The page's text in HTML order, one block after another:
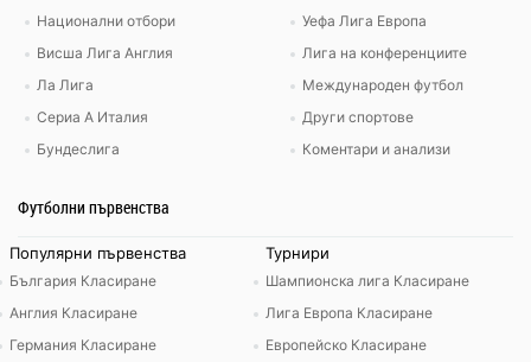
Национални отбори
Висша Лига Англия
Ла Лига
Сериа А Италия
Бундеслига
Уефа Лига Европа
Лига на конференциите
Международен футбол
Други спортове
Коментари и анализи
Футболни първенства
Популярни първенства
България Класиране
Англия Класиране
Германия Класиране
Турнири
Шампионска лига Класиране
Лига Европа Класиране
Европейско Класиране